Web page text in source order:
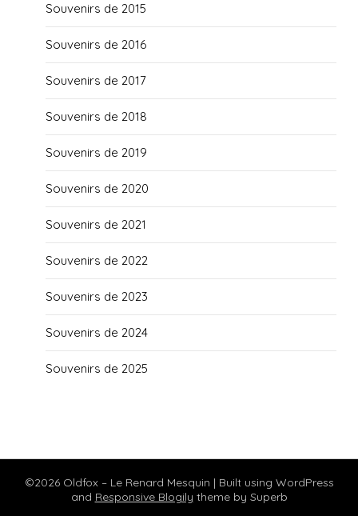
Souvenirs de 2015
Souvenirs de 2016
Souvenirs de 2017
Souvenirs de 2018
Souvenirs de 2019
Souvenirs de 2020
Souvenirs de 2021
Souvenirs de 2022
Souvenirs de 2023
Souvenirs de 2024
Souvenirs de 2025
©2026 Oldfox – Le Renard Mesquin | Built using WordPress
and Responsive Blogily theme by Superb